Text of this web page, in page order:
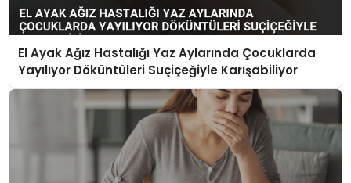
El Ayak Ağız Hastalığı Yaz Aylarında Çocuklarda
Yayılıyor Döküntüleri Suçiçeğiyle Karışabiliyor